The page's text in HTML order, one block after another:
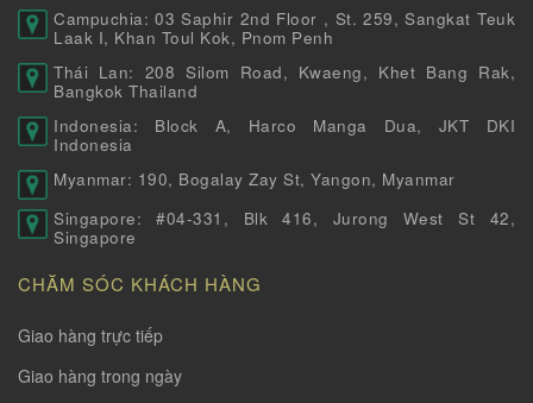
Campuchia: 03 Saphir 2nd Floor , St. 259, Sangkat Teuk
Laak I, Khan Toul Kok, Pnom Penh
Thái Lan: 208 Silom Road, Kwaeng, Khet Bang Rak,
Bangkok Thailand
Indonesia: Block A, Harco Manga Dua, JKT DKI
Indonesia
Myanmar: 190, Bogalay Zay St, Yangon, Myanmar
Singapore: #04-331, Blk 416, Jurong West St 42,
Singapore
CHĂM SÓC KHÁCH HÀNG
Giao hàng trực tiếp
Giao hàng trong ngày